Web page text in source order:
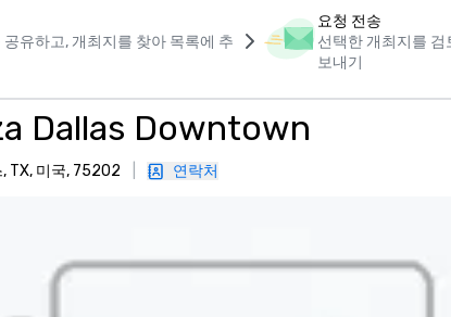
유하고, 개최지를 찾아 목록에 추
요청 전송
선택한 개최지를 검
보내기
Dallas Downtown
TX, 미국, 75202 연락처